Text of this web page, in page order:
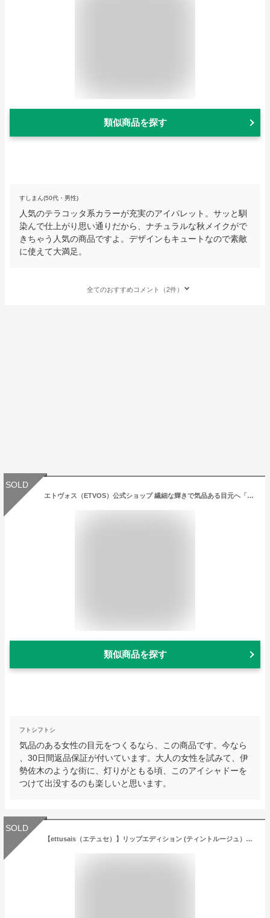
類似商品を探す
すしまん(50代・男性)
人気のテラコッタ系カラーが充実のアイパレット。サッと馴
染んで仕上がり思い通りだから、ナチュラルな秋メイクがで
きちゃう人気の商品ですよ。デザインもキュートなので素敵
に使えて大満足。
全てのおすすめコメント（2件）
SOLD
エトヴォス（ETVOS）公式ショップ 繊細な輝きで気品ある目元へ「ミネラルクラッシィシャドー」【etvos】【30日間返品保証】 アイシャドウ パレット アイメイク オレンジ アイシャドー ブラウン スターダストボヤージュ シャドー ミネラル
類似商品を探す
フトシフトシ
気品のある女性の目元をつくるなら、この商品です。今なら
、30日間返品保証が付いています。大人の女性を試みて、伊
勢佐木のような街に、灯りがともる頃、このアイシャドーを
つけて出没するのも楽しいと思います。
SOLD
【ettusais（エテュセ）】リップエディション (ティントルージュ）全8色